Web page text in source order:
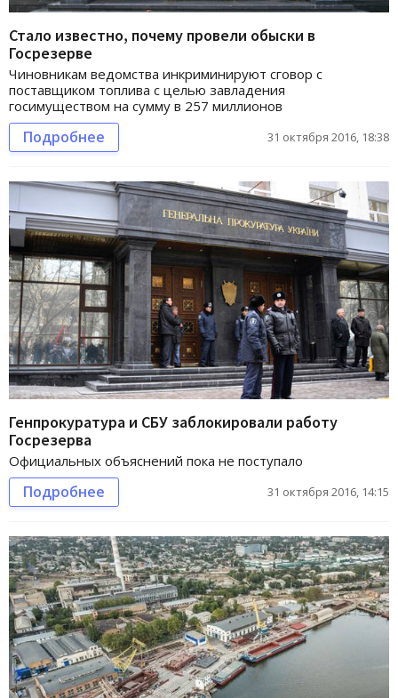
Стало известно, почему провели обыски в
Госрезерве
Чиновникам ведомства инкриминируют сговор с
поставщиком топлива с целью завладения
госимуществом на сумму в 257 миллионов
Подробнее 31 октября 2016, 18:38
Генпрокуратура и СБУ заблокировали работу
Госрезерва
Официальных объяснений пока не поступало
Подробнее 31 октября 2016, 14:15